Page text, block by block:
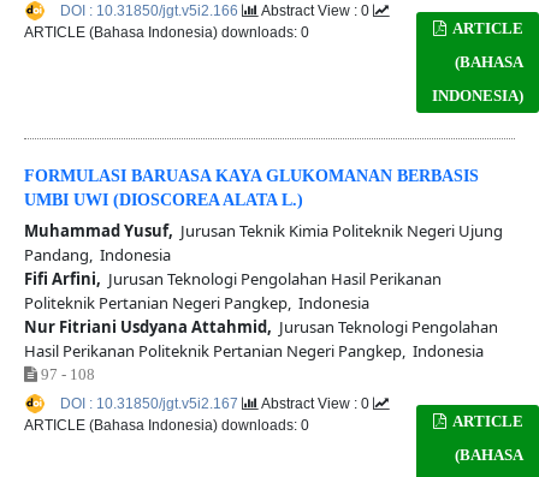
ARTICLE
(BAHASA
INDONESIA)
DOI : 10.31850/jgt.v5i2.166
Abstract View : 0
ARTICLE (Bahasa Indonesia) downloads: 0
FORMULASI BARUASA KAYA GLUKOMANAN BERBASIS
UMBI UWI (DIOSCOREA ALATA L.)
Muhammad Yusuf, Jurusan Teknik Kimia Politeknik Negeri Ujung
Pandang, Indonesia
Fifi Arfini, Jurusan Teknologi Pengolahan Hasil Perikanan
Politeknik Pertanian Negeri Pangkep, Indonesia
Nur Fitriani Usdyana Attahmid, Jurusan Teknologi Pengolahan
Hasil Perikanan Politeknik Pertanian Negeri Pangkep, Indonesia
97 - 108
ARTICLE
(BAHASA
DOI : 10.31850/jgt.v5i2.167
Abstract View : 0
ARTICLE (Bahasa Indonesia) downloads: 0